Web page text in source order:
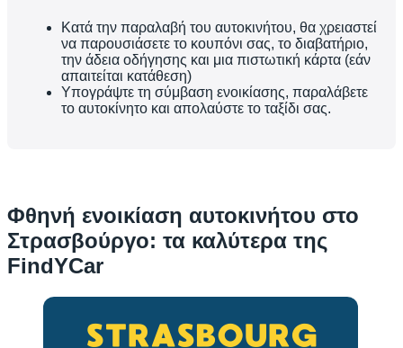
Κατά την παραλαβή του αυτοκινήτου, θα χρειαστεί
να παρουσιάσετε το κουπόνι σας, το διαβατήριο,
την άδεια οδήγησης και μια πιστωτική κάρτα (εάν
απαιτείται κατάθεση)
Υπογράψτε τη σύμβαση ενοικίασης, παραλάβετε
το αυτοκίνητο και απολαύστε το ταξίδι σας.
Φθηνή ενοικίαση αυτοκινήτου στο
Στρασβούργο: τα καλύτερα της
FindYCar